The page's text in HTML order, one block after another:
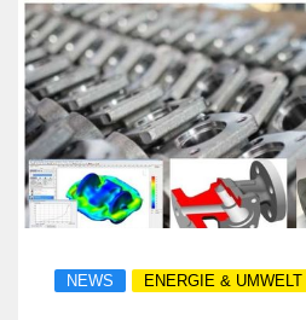
NEWS ENERGIE & UMWELT